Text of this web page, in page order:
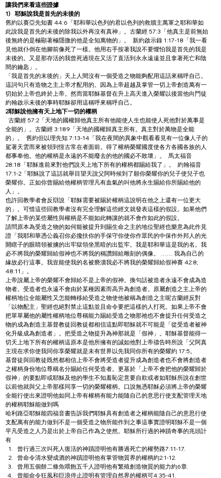
讓我們來看這些證據
1)
耶穌說我是首先的未後的
舊約以賽亞先知書 44:6「耶和華以色列的君以色列的救贖主萬軍之耶和華如
此說我是首先的未後的除我以外再沒有真神」。古蘭經 57:3「他真主是前無始
後無終的是極顯著極隱微的他是全知萬物的」。  新約啟示錄 1:17-18「我一看
見他就仆倒在他腳前像死了一樣。他用右手按著我說不要懼怕我是首先的我是
未後的。又是那存活的我曾死過現在又活了直活到永永遠遠並且拿著死亡和陰
間的鑰匙」。
「我是首先的末後的」天上人間沒有一個受造之物能夠配用這話來稱呼自己。
這詞句只有造物之主上帝才配用的。因為上帝超越及掌管一切上帝創造萬有一
切始於上帝也終於上帝。然而當耶穌基督在升上高天進入榮耀以後當他向門徒
約翰啟示未後的事時耶穌卻用這稱呼來稱呼自己。
2耶穌說他擁有天上地下一切的權柄
古蘭經 57:2「天地的國權歸他真主所有他能使人生也能使人死他對於萬事是
全能的」。古蘭經 3:189「天地的國權歸真主所有。真主對於萬物是全能
的」。  舊約但以理先知 7:13-14「我在夜間的異象中觀看看見有一位像人子的
駕著天雲而來被領到恆古常在者面前。得了權柄榮耀國度使各方各國各族的人
都事奉他。他的權柄是永遠的不能廢去的他的國必不敗壞」。  馬太福音
28:18「耶穌進前來對他們說天上地下所有的權柄都賜給我了」。  約翰福音
17:1-2「耶穌說了這話就舉目望天說父阿時候到了願你榮耀你的兒子使兒子也
榮耀你。正如你曾賜給他權柄管理凡有血氣的叫他將永生賜給你所賜給他的
人」。
也許回教學者會反辯說「耶穌需要被賜於權柄這說明在他之上還有一位更大
的」。可惜這些回教學者沒有完全理解這些經文就發表這樣的假設。如果他們
了解上帝的某些屬性與權柄是不能如此轉讓的就不會作如此的假設。
請問原本為受造之物的如何能被提升到賜生命之主的地位聖經也樂意為此作見
證「我耶和華憑公義召你必攙扶你的手保守你使你作眾民的中保作外邦人的光
開瞎子的眼睛領被擄的出牢獄領坐黑暗的出監牢。我是耶和華這是我的名。我
必不將我的榮耀歸給假神也不將我的稱讚歸給雕刻的偶像。 …… 我為自己的
緣故必行這事。我豈能使我的名被褻瀆我必不將我的榮耀歸給假神賽 42:8;
48:11」。
上帝說屬上帝的榮耀不會歸給不是上帝的假神。換句話被造者永遠不會成為造
物者。受造者也永遠不會由於某種因素而高升為創造者。原屬創造之主上帝的
權柄地位全能屬性又怎能轉移給受造之物使他被稱為創造之主呢古蘭經反對
「以物配主」聖經也絕對禁止這點並且命令要把這樣的人打死。如果上帝不會
把單單屬他的屬性權柄地位尊稱能力賜給受造之物那祂也不會提升任何受造之
物的成為創造主基督教徒回教徒都相信這點即耶穌就不可能是「從受造者被神
化升級成為創造者」。把受造之物提升為神那就是「假神」。耶穌基督能得一
切天上地下所有的權柄這原本是他所擁有的誠如他對上帝禱告時所說「父阿真
主現在求你使我同你享榮耀就是未有世界以先我同你所有的榮耀約 17:5。
基督徒與回教徒既然都相信上帝不會將受造者提升成為創造者也不會將創造者
之權柄身份地位尊稱名分賜給任何受造者。更基於「上帝不會把他的榮耀歸於
假神」的要點即或耶穌及他的學生不知羞恥定意要自欺或者如耶穌所說在創世
以前他就與父上帝那樣同享一切的榮耀權柄。口說無憑耶穌必須將上帝的榮耀
全能行使出來證明他如同上帝有權柄有能力能隨自己的意思行使支配管理天地
的權柄耶穌能做到嗎
哈利路亞耶穌能四福音書告訴我們耶穌具有創造者之權柄能隨自己的意思行使
支配萬有的能力做到不是一個受造之物所能作到之事這事實證明耶穌不是一個
平凡受造之人乃是出於上帝自己作為之使然。耶穌所行過的神蹟奇事的兆頭計
有
曾行過三次叫死人復活的神蹟證明他有勝過死亡的權勢路7:11-17.
曾命令清水變成酒的神蹟證明他有掌管物質界的權柄約2:1-12.
曾用五個餅二條魚喂飽五千人證明他有繁殖創造物質的能力約6章.
曾能命令狂風和巨浪停止證明有管理自然界的權柄可4:35-41.